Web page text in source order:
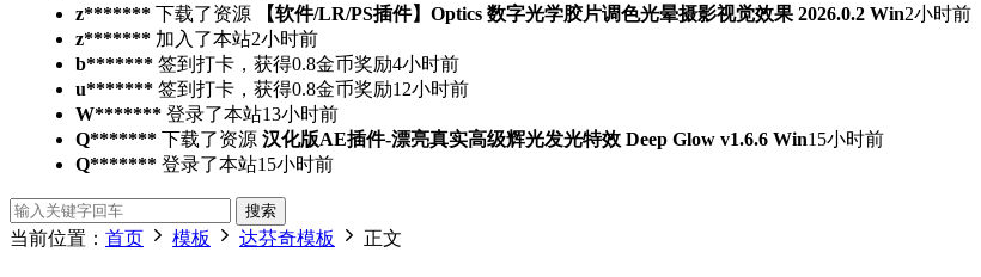
z******* 下载了资源 【软件/LR/PS插件】Optics 数字光学胶片调色光晕摄影视觉效果 2026.0.2 Win2小时前
z******* 加入了本站2小时前
b******* 签到打卡，获得0.8金币奖励4小时前
u******* 签到打卡，获得0.8金币奖励12小时前
W******* 登录了本站13小时前
Q******* 下载了资源 汉化版AE插件-漂亮真实高级辉光发光特效 Deep Glow v1.6.6 Win15小时前
Q******* 登录了本站15小时前
搜索
当前位置： 首页 模板 达芬奇模板 正文